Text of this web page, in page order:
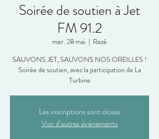
Soirée de soutien à Jet
FM 91.2
mer. 28 mai
  |
Rezé
SAUVONS JET, SAUVONS NOS OREILLES !
Soirée de soutien, avec la participation de La
Turbine
Les inscriptions sont closes
Voir d'autres événements